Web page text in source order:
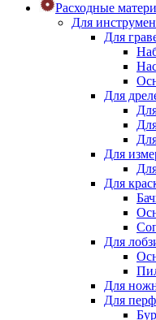
Расходные
Для
Для
Для
Для
Для
Для
Для
Для